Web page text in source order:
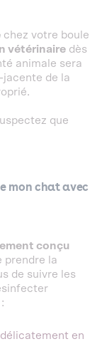
chez votre boule
vétérinaire dès
animale sera
jacente de la
que
mon chat avec
conçu
prendre la
de suivre les
en